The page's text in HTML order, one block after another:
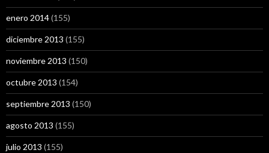
enero 2014(155)
diciembre 2013 (155)
noviembre 2013 (150)
octubre 2013 (154)
septiembre 2013 (150)
agosto 2013 (155)
julio 2013 (155)